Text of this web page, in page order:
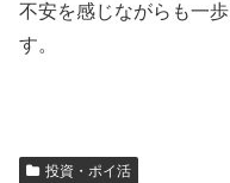
不安を感じながらも一
す。
投資・ポイ活